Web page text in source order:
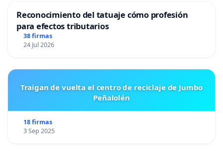
Reconocimiento del tatuaje cómo profesión
para efectos tributarios
38 firmas
24 Jul 2026
Traigan de vuelta el centro de reciclaje de Jumbo
Peñalolén
18 firmas
3 Sep 2025